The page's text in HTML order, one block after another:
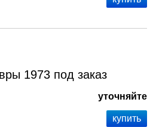
1973 под заказ
уточняйте